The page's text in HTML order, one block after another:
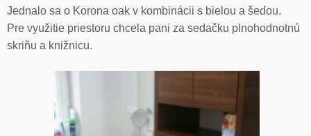
Jednalo sa o Korona oak v kombinácii s bielou a šedou.
Pre využitie priestoru chcela pani za sedačku plnohodnotnú
skriňu a knižnicu.